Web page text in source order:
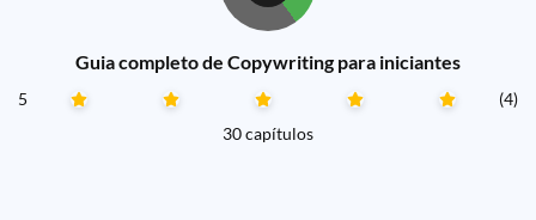
Guia completo de Copywriting para iniciantes
5
(4)
30 capítulos